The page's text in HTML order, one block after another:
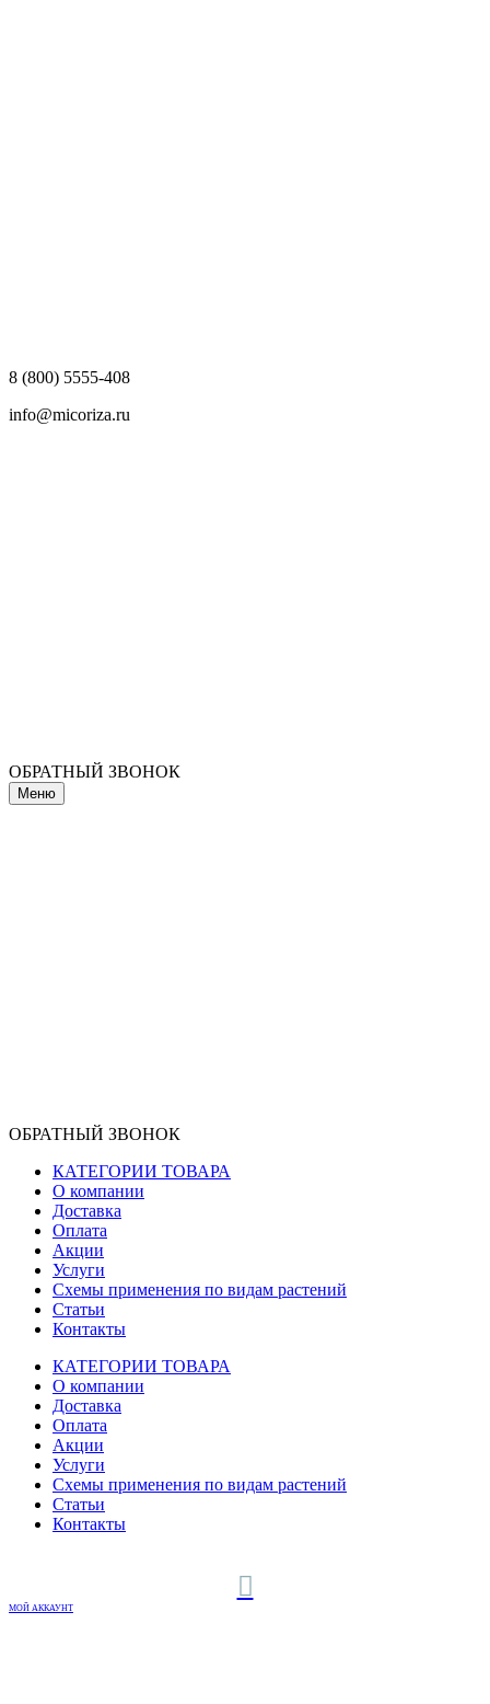
8 (800) 5555-408
info@micoriza.ru
ОБРАТНЫЙ ЗВОНОК
Меню
ОБРАТНЫЙ ЗВОНОК
КАТЕГОРИИ ТОВАРА
О компании
Доставка
Оплата
Акции
Услуги
Схемы применения по видам растений
Статьи
Контакты
КАТЕГОРИИ ТОВАРА
О компании
Доставка
Оплата
Акции
Услуги
Схемы применения по видам растений
Статьи
Контакты
МОЙ АККАУНТ